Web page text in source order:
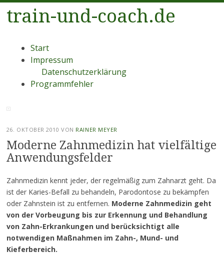
train-und-coach.de
Menü
Zum
Inhalt
Start
Impressum
Datenschutzerklärung
Programmfehler
26. OKTOBER 2010 VON RAINER MEYER
Moderne Zahnmedizin hat vielfältige
Anwendungsfelder
Zahnmedizin kennt jeder, der regelmäßig zum Zahnarzt geht. Da
ist der Karies-Befall zu behandeln, Parodontose zu bekämpfen
oder Zahnstein ist zu entfernen. Moderne Zahnmedizin geht
von der Vorbeugung bis zur Erkennung und Behandlung
von Zahn-Erkrankungen und berücksichtigt alle
notwendigen Maßnahmen im Zahn-, Mund- und
Kieferbereich.